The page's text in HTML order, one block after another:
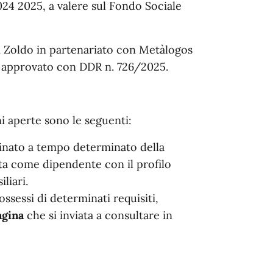
2025, a valere sul Fondo Sociale
in partenariato con Metàlogos
con DDR n. 726/2025.
aperte sono le seguenti:
a tempo determinato della
come dipendente con il profilo
di determinati requisiti,
che si inviata a consultare in